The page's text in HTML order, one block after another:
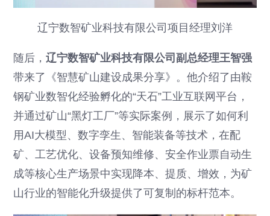
辽宁数智矿业科技有限公司项目经理刘洋
随后，辽宁数智矿业科技有限公司副总经理王智强
带来了《智慧矿山建设成果分享》。他介绍了由鞍
钢矿业数智化经验孵化的“天石”工业互联网平台，
并通过矿山“黑灯工厂”等实际案例，展示了如何利
用AI大模型、数字孪生、智能装备等技术，在配
矿、工艺优化、设备预知维修、安全作业票自动生
成等核心生产场景中实现降本、提质、增效，为矿
山行业的智能化升级提供了可复制的标杆范本。